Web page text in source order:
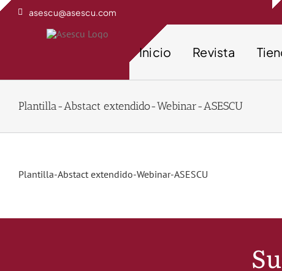
Saltar
asescu@asescu.com
Inicio Revista
Plantilla-Abstact extendido-Webinar-ASESCU
Plantilla-Abstact extendido-Webinar-ASESCU